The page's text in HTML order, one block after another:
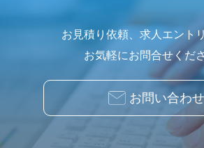
お見積り依頼、求人エント
お気軽にお問合せくだ
お問い合わ